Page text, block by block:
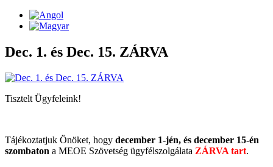
Dec. 1. és Dec. 15. ZÁRVA
Tisztelt Ügyfeleink!
Tájékoztatjuk Önöket, hogy december 1-jén, és december 15-én
szombaton a MEOE Szövetség ügyfélszolgálata ZÁRVA tart.